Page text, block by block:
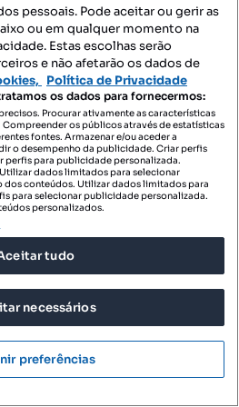
e valorização - A poucos
Longa, Sátão, Viseu
pessoais. Pode aceitar ou gerir as
ou em qualquer momento na
Estas escolhas serão
e não afetarão os dados de
Política de Privacidade
os dados para fornecermos:
Procurar ativamente as características
os públicos através de estatísticas
fontes. Armazenar e/ou aceder a
o desempenho da publicidade. Criar perfis
perfis para publicidade personalizada.
dados limitados para selecionar
conteúdos. Utilizar dados limitados para
para selecionar publicidade personalizada.
personalizados.
tudo
necessários
preferências